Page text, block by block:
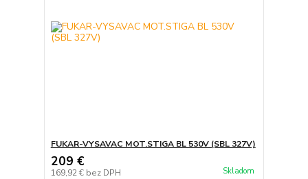
FUKAR-VYSAVAC MOT.STIGA BL 530V (SBL 327V)
209 €
169,92 € bez DPH Skladom